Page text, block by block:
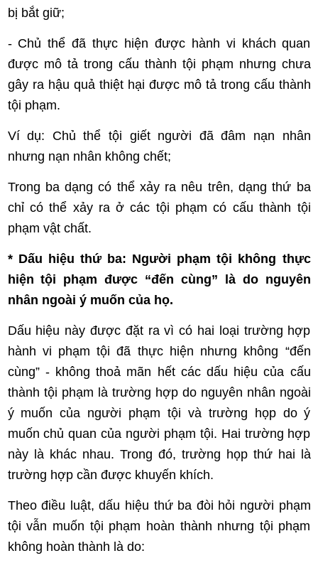
bị bắt giữ;
- Chủ thể đã thực hiện được hành vi khách quan
được mô tả trong cấu thành tội phạm nhưng chưa
gây ra hậu quả thiệt hại được mô tả trong cấu thành
tội phạm.
Ví dụ: Chủ thể tội giết người đã đâm nạn nhân
nhưng nạn nhân không chết;
Trong ba dạng có thể xảy ra nêu trên, dạng thứ ba
chỉ có thể xảy ra ở các tội phạm có cấu thành tội
phạm vật chất.
* Dấu hiệu thứ ba: Người phạm tội không thực
hiện tội phạm được “đến cùng” là do nguyên
nhân ngoài ý muốn của họ.
Dấu hiệu này được đặt ra vì có hai loại trường hợp
hành vi phạm tội đã thực hiện nhưng không “đến
cùng” - không thoả mãn hết các dấu hiệu của cấu
thành tội phạm là trường hợp do nguyên nhân ngoài
ý muốn của người phạm tội và trường họp do ý
muốn chủ quan của người phạm tội. Hai trường hợp
này là khác nhau. Trong đó, trường họp thứ hai là
trường hợp cần được khuyến khích.
Theo điều luật, dấu hiệu thứ ba đòi hỏi người phạm
tội vẫn muốn tội phạm hoàn thành nhưng tội phạm
không hoàn thành là do: